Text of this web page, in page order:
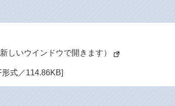
新しいウインドウで開きます）
形式／114.86KB]